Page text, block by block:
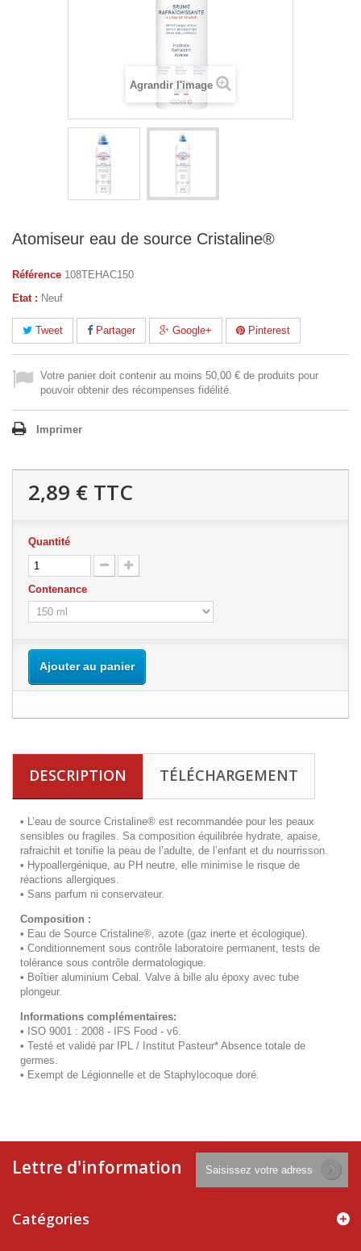
Agrandir l'image
Atomiseur eau de source Cristaline®
Référence 108TEHAC150
Etat : Neuf
Tweet Partager Google+ Pinterest
Votre panier doit contenir au moins 50,00 € de produits pour
pouvoir obtenir des récompenses fidélité.
Imprimer
2,89 € TTC
Quantité
Contenance
Ajouter au panier
DESCRIPTION TÉLÉCHARGEMENT
• L’eau de source Cristaline® est recommandée pour les peaux
sensibles ou fragiles. Sa composition équilibrée hydrate, apaise,
rafraichit et tonifie la peau de l’adulte, de l’enfant et du nourrisson.
• Hypoallergénique, au PH neutre, elle minimise le risque de
réactions allergiques.
• Sans parfum ni conservateur.
Composition :
• Eau de Source Cristaline®, azote (gaz inerte et écologique).
• Conditionnement sous contrôle laboratoire permanent, tests de
tolérance sous contrôle dermatologique.
• Boîtier aluminium Cebal. Valve à bille alu époxy avec tube
plongeur.
Informations complémentaires:
•
ISO 9001 : 2008 - IFS Food - v6.
• Testé et validé par IPL / Institut Pasteur* Absence totale de
germes.
• Exempt de Légionnelle et de Staphylocoque doré.
Lettre d'information
Catégories